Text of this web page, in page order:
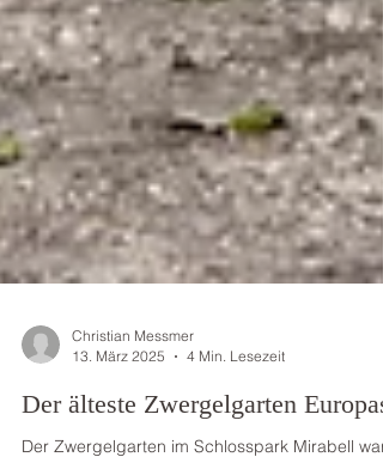
13. März 2025
4 Min. Lesezeit
Der älteste Zwergelgarten Europas